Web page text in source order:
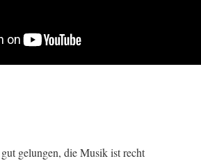
gelungen, die Musik ist recht